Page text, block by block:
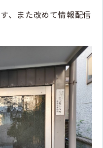
、また改めて情報配信